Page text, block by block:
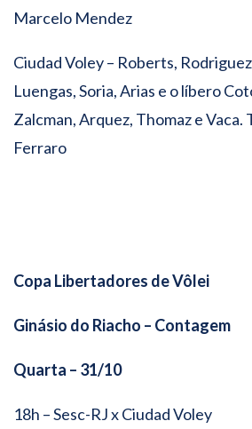
Marcelo Mendez
Ciudad Voley – Roberts,
Luengas, Soria, Arias e o líbero
Zalcman, Arquez, Thomaz e Vaca.
Ferraro
Copa Libertadores de Vôlei
Ginásio do Riacho – Contagem
Quarta – 31/10
18h – Sesc-RJ x Ciudad Voley